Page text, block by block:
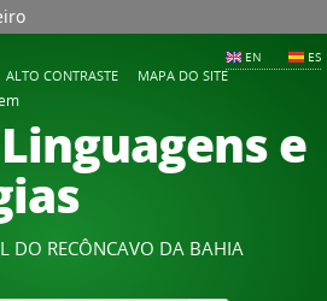
EN ES
ALTO CONTRASTE
MAPA DO SITE
e
DO RECÔNCAVO DA BAHIA